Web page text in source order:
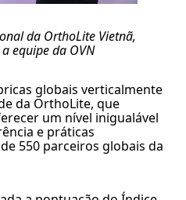
da OrthoLite Vietnã,
equipe da OVN
globais verticalmente
da OrthoLite, que
um nível inigualável
e práticas
550 parceiros globais da